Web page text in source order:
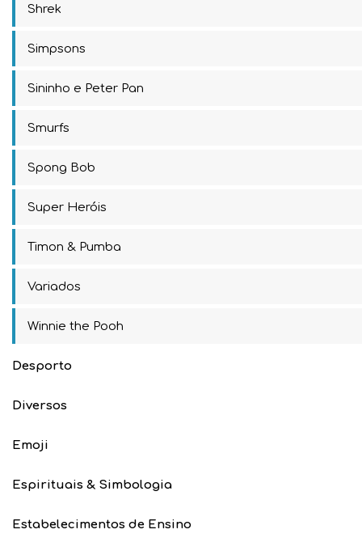
Shrek
Simpsons
Sininho e Peter Pan
Smurfs
Spong Bob
Super Heróis
Timon & Pumba
Variados
Winnie the Pooh
Desporto
Diversos
Emoji
Espirituais & Simbologia
Estabelecimentos de Ensino